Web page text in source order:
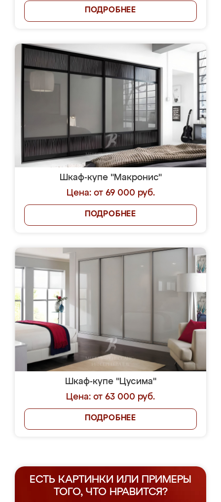
ПОДРОБНЕЕ
Шкаф-купе "Макронис"
Цена: от 69 000 руб.
ПОДРОБНЕЕ
Шкаф-купе "Цусима"
Цена: от 63 000 руб.
ПОДРОБНЕЕ
ЕСТЬ КАРТИНКИ ИЛИ ПРИМЕРЫ
ТОГО, ЧТО НРАВИТСЯ?